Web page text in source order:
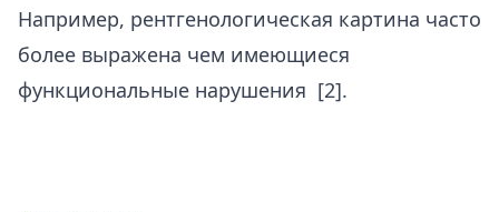
Например, рентгенологическая картина часто
более выражена чем имеющиеся
функциональные нарушения [2].